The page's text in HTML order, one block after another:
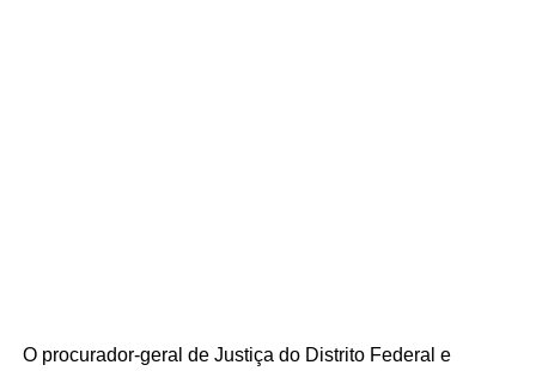
O procurador-geral de Justiça do Distrito Federal e